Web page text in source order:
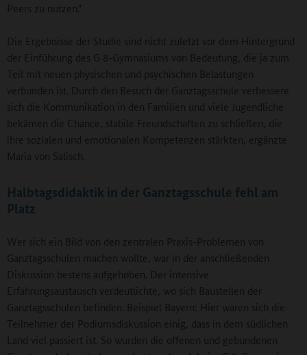
Peers zu nutzen."
Die Ergebnisse der Studie sind nicht zuletzt vor dem Hintergrund
der Einführung des G 8-Gymnasiums von Bedeutung, die ja zum
Teil mit neuen physischen und psychischen Belastungen
verbunden ist. Durch den Besuch der Ganztagsschule verbessere
sich die Kommunikation in den Familien und viele Jugendliche
bekämen die Chance, stabile Freundschaften zu schließen, die
ihre sozialen und emotionalen Kompetenzen stärkten, ergänzte
Maria von Salisch.
Halbtagsdidaktik in der Ganztagsschule fehl am
Platz
Wer sich ein Bild von den zentralen Praxis-Problemen von
Ganztagsschulen machen wollte, war in der anschließenden
Diskussion bestens aufgehoben. Der intensive
Erfahrungsaustausch verdeutlichte, wo sich Baustellen der
Ganztagsschulen befinden. Beispiel Bayern: Hier waren sich die
Teilnehmer der Podiumsdiskussion einig, dass in dem südlichen
Land viel passiert ist. So wurden die offenen und gebundenen